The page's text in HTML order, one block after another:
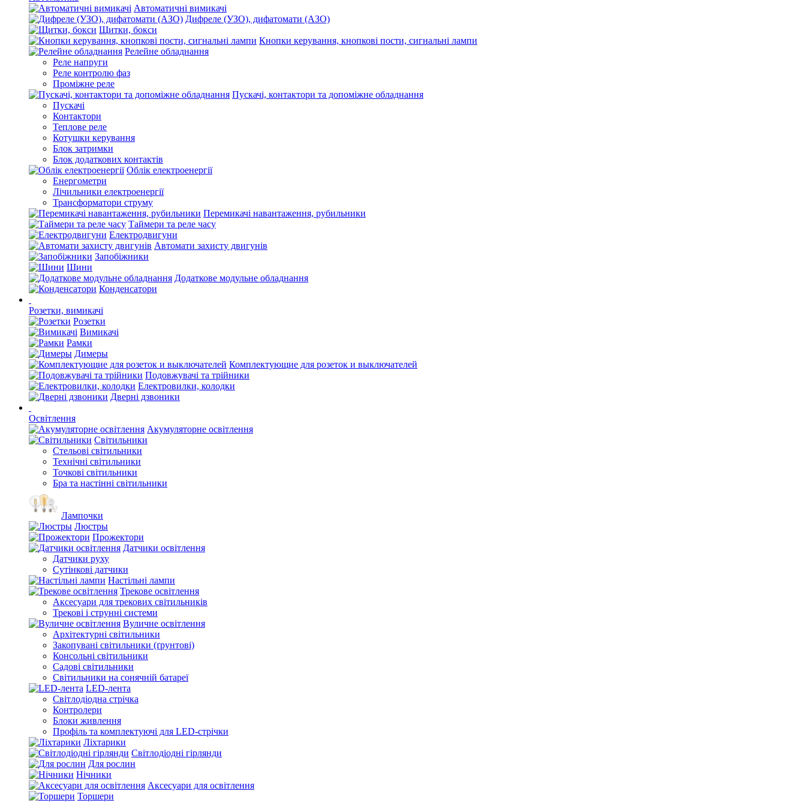
Автоматичні вимикачі
Дифреле (УЗО), дифатомати (АЗО)
Щитки, бокси
Кнопки керування, кнопкові пости, сигнальні лампи
Релейне обладнання
Реле напруги
Реле контролю фаз
Проміжне реле
Пускачі, контактори та допоміжне обладнання
Пускачі
Контактори
Теплове реле
Котушки керування
Блок затримки
Блок додаткових контактів
Облік електроенергії
Енергометри
Лічильники електроенергії
Трансформатори струму
Перемикачі навантаження, рубильники
Таймери та реле часу
Електродвигуни
Автомати захисту двигунів
Запобіжники
Шини
Додаткове модульне обладнання
Конденсатори
Розетки, вимикачі
Розетки
Вимикачі
Рамки
Димеры
Комплектующие для розеток и выключателей
Подовжувачі та трійники
Електровилки, колодки
Дверні дзвоники
Освітлення
Акумуляторне освітлення
Світильники
Стельові світильники
Технічні світильники
Точкові світильники
Бра та настінні світильники
Лампочки
Люстры
Прожектори
Датчики освітлення
Датчики руху
Сутінкові датчики
Настільні лампи
Трекове освітлення
Аксесуари для трекових світильників
Трекові і струнні системи
Вуличне освітлення
Архітектурні світильники
Закопувані світильники (ґрунтові)
Консольні світильники
Садові світильники
Світильники на сонячній батареї
LED-лента
Світлодіодна стрічка
Контролери
Блоки живлення
Профіль та комплектуючі для LED-стрічки
Ліхтарики
Світлодіодні гірлянди
Для рослин
Нічники
Аксесуари для освітлення
Торшери